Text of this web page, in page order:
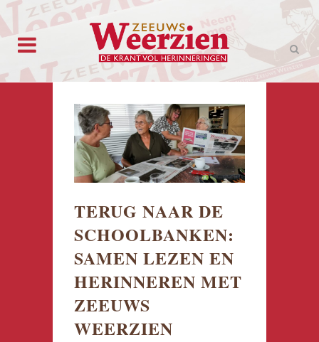
TERUG NAAR DE
SCHOOLBANKEN:
SAMEN LEZEN EN
HERINNEREN MET
ZEEUWS
WEERZIEN